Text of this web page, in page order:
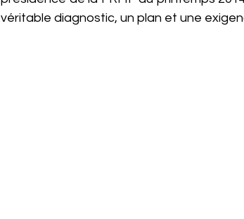
véritable diagnostic, un plan et une